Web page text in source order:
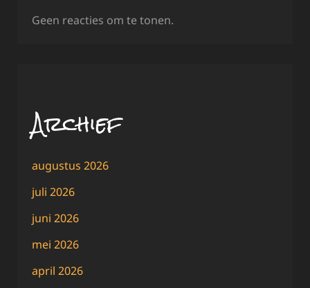
Geen reacties om te tonen.
Archief
augustus 2026
juli 2026
juni 2026
mei 2026
april 2026